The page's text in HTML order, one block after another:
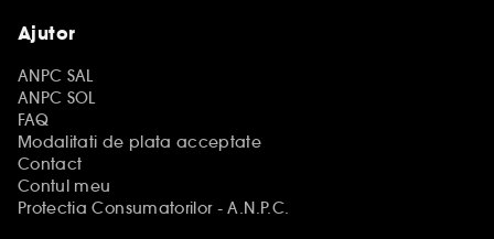
Ajutor
ANPC SAL
ANPC SOL
FAQ
Modalitati de plata acceptate
Contact
Contul meu
Protectia Consumatorilor - A.N.P.C.